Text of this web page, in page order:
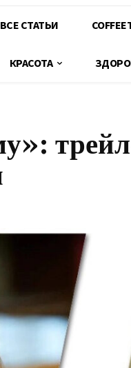
ВСЕ СТАТЬИ
КРАСОТА